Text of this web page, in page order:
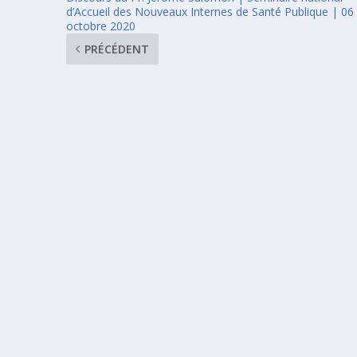
d’Accueil des Nouveaux Internes de Santé Publique | 06
octobre 2020
PRÉCÉDENT